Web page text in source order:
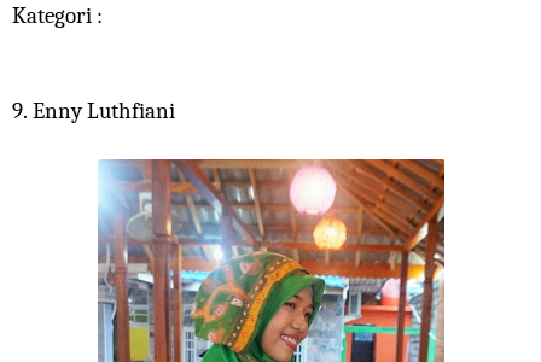
Kategori :
9. Enny Luthfiani